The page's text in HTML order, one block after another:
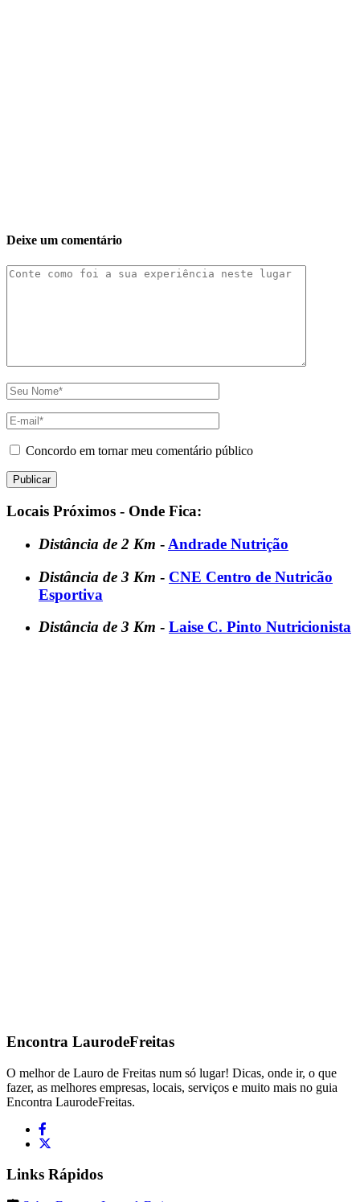
Deixe um comentário
Concordo em tornar meu comentário público
Locais Próximos - Onde Fica:
Distância de 2 Km - Andrade Nutrição
Distância de 3 Km - CNE Centro de Nutricão
Esportiva
Distância de 3 Km - Laise C. Pinto Nutricionista
Encontra LaurodeFreitas
O melhor de Lauro de Freitas num só lugar! Dicas, onde ir, o que
fazer, as melhores empresas, locais, serviços e muito mais no guia
Encontra LaurodeFreitas.
Links Rápidos